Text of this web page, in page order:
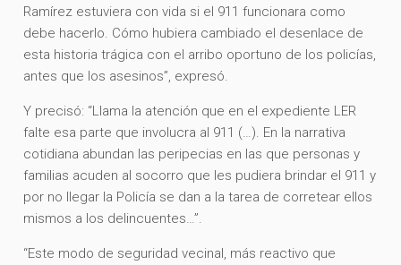
Ramírez estuviera con vida si el 911 funcionara como
debe hacerlo. Cómo hubiera cambiado el desenlace de
esta historia trágica con el arribo oportuno de los policías,
antes que los asesinos”, expresó.
Y precisó: “Llama la atención que en el expediente LER
falte esa parte que involucra al 911 (…). En la narrativa
cotidiana abundan las peripecias en las que personas y
familias acuden al socorro que les pudiera brindar el 911 y
por no llegar la Policía se dan a la tarea de corretear ellos
mismos a los delincuentes…”.
“Este modo de seguridad vecinal, más reactivo que